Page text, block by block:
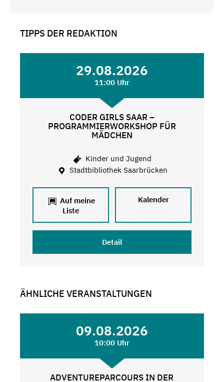
TIPPS DER REDAKTION
29.08.2026
11:00 Uhr
CODER GIRLS SAAR –
PROGRAMMIERWORKSHOP FÜR
MÄDCHEN
Kinder und Jugend
Stadtbibliothek Saarbrücken
Auf meine
Liste
Kalender
Detail
ÄHNLICHE VERANSTALTUNGEN
09.08.2026
10:00 Uhr
ADVENTUREPARCOURS IN DER